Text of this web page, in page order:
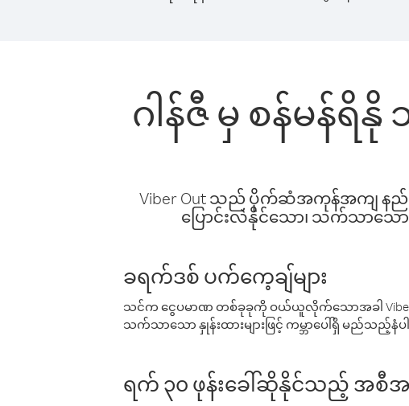
ဂါန်ဇီ မှ စန်မန်ရိ
Viber Out သည် ပိုက်ဆံအကုန်အကျ နည်း
ပြောင်းလဲနိုင်သော၊ သက်သာသော
ခရက်ဒစ် ပက်ကေ့ချ်များ
သင်က ငွေပမာဏ တစ်ခုခုကို ဝယ်ယူလိုက်သောအခါ
သက်သာသော နှုန်းထားများဖြင့် ကမ္ဘာပေါ်ရှိ မည်သည့်
ရက် ၃၀ ဖုန်းခေါ်ဆိုနိုင်သည့် အစီအ